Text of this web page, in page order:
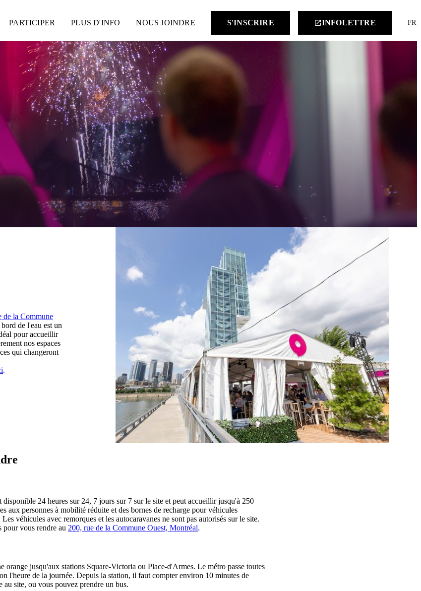
PARTICIPER PLUS D'INFO NOUS JOINDRE S'INSCRIRE launchINFOLETTRE FR
de la Commune
de l'eau est un
pour accueillir
nos espaces
qui changeront
.
disponible 24 heures sur 24, 7 jours sur 7 sur le site et peut accueillir jusqu'à 250
aux personnes à mobilité réduite et des bornes de recharge pour véhicules
véhicules avec remorques et les autocaravanes ne sont pas autorisés sur le site.
pour vous rendre au 200, rue de la Commune Ouest, Montréal.
orange jusqu'aux stations Square-Victoria ou Place-d'Armes. Le métro passe toutes
l'heure de la journée. Depuis la station, il faut compter environ 10 minutes de
au site, ou vous pouvez prendre un bus.